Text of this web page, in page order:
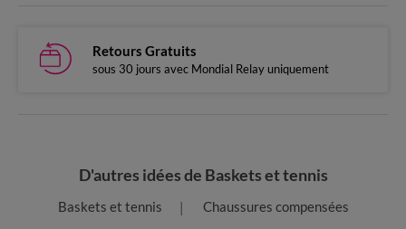
Retours Gratuits
sous 30 jours avec Mondial Relay uniquement
D'autres idées de Baskets et tennis
Baskets et tennis Chaussures compensées